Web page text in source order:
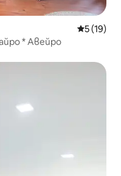
Средна
5 (19)
* Авейро